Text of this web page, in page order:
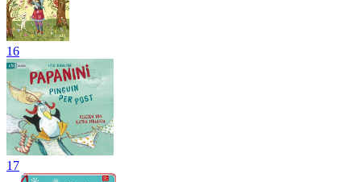
16
17